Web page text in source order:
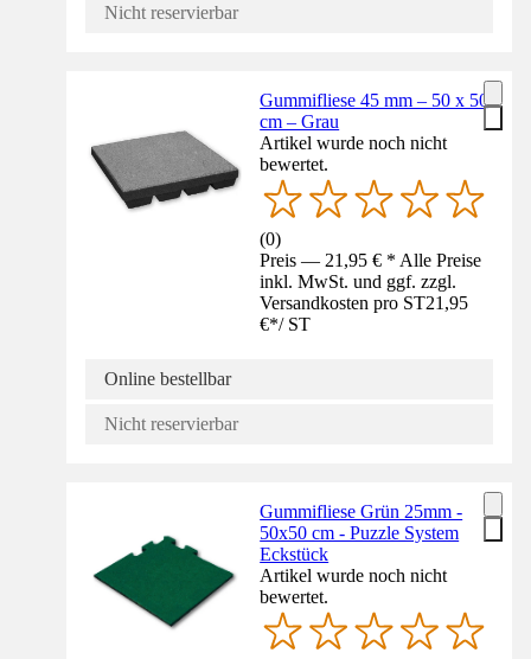
Nicht reservierbar
Gummifliese 45 mm – 50 x 50
cm – Grau
Artikel wurde noch nicht
bewertet.
(0)
Preis — 21,95 € * Alle Preise
inkl. MwSt. und ggf. zzgl.
Versandkosten pro ST21,95
€*/ ST
Online bestellbar
Nicht reservierbar
Gummifliese Grün 25mm -
50x50 cm - Puzzle System
Eckstück
Artikel wurde noch nicht
bewertet.